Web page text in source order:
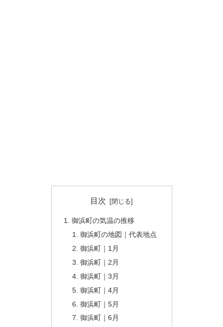
目次
御浜町の気温の推移
御浜町の地図｜代表地点
御浜町｜1月
御浜町｜2月
御浜町｜3月
御浜町｜4月
御浜町｜5月
御浜町｜6月